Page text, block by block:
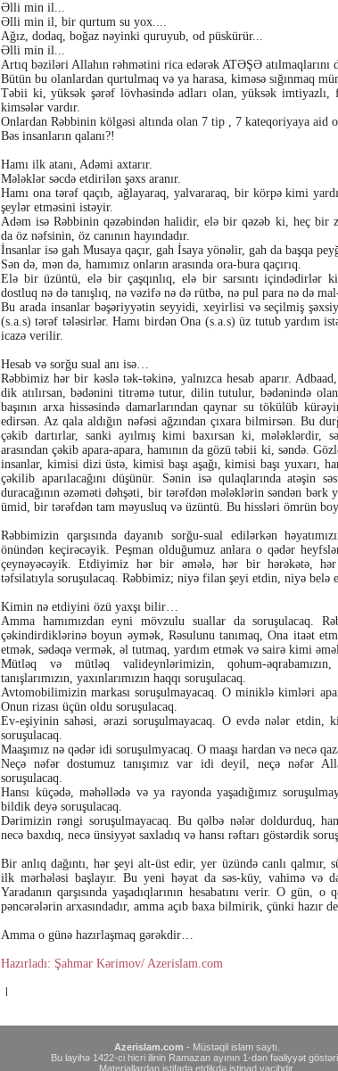
Əlli min il...
Əlli min il, bir qurtum su yox....
Ağız, dodaq, boğaz nəyinki quruyub, od püskürür...
Əlli min il...
Artıq bəziləri Allahın rəhmətini rica edərək ATƏŞƏ atılmaqlarını
Bütün bu olanlardan qurtulmaq və ya harasa, kiməsə sığınmaq
Təbii ki, yüksək şərəf lövhəsində adları olan, yüksək imtiyazlı,
kimsələr vardır.
Onlardan Rəbbinin kölgəsi altında olan 7 tip , 7 kateqoriyaya aid
Bəs insanların qalanı?!
Hamı ilk atanı, Adəmi axtarır.
Mələklər səcdə etdirilən şəxs aranır.
Hamı ona tərəf qaçıb, ağlayaraq, yalvararaq, bir körpə kimi
şeylər etməsini istəyir.
Adəm isə Rəbbinin qəzəbindən halidir, elə bir qəzəb ki, heç bir
da öz nəfsinin, öz canının hayındadır.
İnsanlar isə gah Musaya qaçır, gah İsaya yönəlir, gah da başqa
Sən də, mən də, hamımız onların arasında ora-bura qaçırıq.
Elə bir üzüntü, elə bir çaşqınlıq, elə bir sarsıntı içindədirlər
dostluq nə də tanışlıq, nə vəzifə nə də rütbə, nə pul para nə də
Bu arada insanlar bəşəriyyətin seyyidi, xeyirlisi və seçilmiş
(s.a.s) tərəf tələsirlər. Hamı birdən Ona (s.a.s) üz tutub yardım
icazə verilir.
Hesab və sorğu sual anı isə…
Rəbbimiz hər bir kəslə tək-təkinə, yalnızca hesab aparır.
dik atılırsan, bədənini titrəmə tutur, dilin tutulur, bədənində
başının arxa hissəsində damarlarından qaynar su tökülüb
edirsən. Az qala aldığın nəfəsi ağzından çıxara bilmirsən. Bu
çəkib dartırlar, sanki ayılmış kimi baxırsan ki, mələklərdir,
arasından çəkib apara-apara, hamının da gözü təbii ki, səndə.
insanlar, kimisi dizi üstə, kimisi başı aşağı, kimisi başı yuxarı,
çəkilib aparılacağını düşünür. Sənin isə qulaqlarında atəşin
duracağının əzəməti dəhşəti, bir tərəfdən mələklərin səndən bərk
ümid, bir tərəfdən tam məyusluq və üzüntü. Bu hissləri ömrün
Rəbbimizin qarşısında dayanıb sorğu-sual edilərkən
önündən keçirəcəyik. Peşman olduğumuz anlara o qədər
çeynəyəcəyik. Etdiyimiz hər bir əmələ, hər bir hərəkətə,
təfsilatıyla soruşulacaq. Rəbbimiz; niyə filan şeyi etdin, niyə belə
Kimin nə etdiyini özü yaxşı bilir…
Amma hamımızdan eyni mövzulu suallar da soruşulacaq.
çəkindirdiklərinə boyun əymək, Rəsulunu tanımaq, Ona itaət
etmək, sədəqə vermək, əl tutmaq, yardım etmək və sairə kimi
Mütləq və mütləq valideynlərimizin, qohum-əqrabamızın,
tanışlarımızın, yaxınlarımızın haqqı soruşulacaq.
Avtomobilimizin markası soruşulmayacaq. O miniklə kimləri
Onun rizası üçün oldu soruşulacaq.
Ev-eşiyinin sahəsi, ərazi soruşulmayacaq. O evdə nələr etdin,
soruşulacaq.
Maaşımız nə qədər idi soruşulmyacaq. O maaşı hardan və necə
Neçə nəfər dostumuz tanışımız var idi deyil, neçə nəfər
soruşulacaq.
Hansı küçədə, məhəllədə və ya rayonda yaşadığımız
bildik deyə soruşulacaq.
Dərimizin rəngi soruşulmayacaq. Bu qəlbə nələr doldurduq,
necə baxdıq, necə ünsiyyət saxladıq və hansı rəftarı göstərdik
Bir anlıq dağıntı, hər şeyi alt-üst edir, yer üzündə canlı qalmır,
ilk mərhələsi başlayır. Bu yeni həyat da səs-küy, vahimə və
Yaradanın qarşısında yaşadıqlarının hesabatını verir. O gün, o
pəncərələrin arxasındadır, amma açıb baxa bilmirik, çünki hazır
Amma o günə hazırlaşmaq gərəkdir…
Hazırladı: Şahmar Kərimov/ Azerislam.com
|
Azerislam.com - Müstəqil islam saytı.
Bu layihə 1422-ci hicri ilinin Ramazan ayının 1-dən fəaliyyət
Materiallardan istifadə etdikdə istinad vacibdir.